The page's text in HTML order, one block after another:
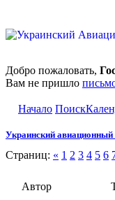
Добро пожаловать,
Вам не пришло
Начало Поиск
Украинский
Страниц: « 1 2 3 4 5 6
Автор